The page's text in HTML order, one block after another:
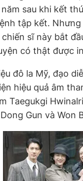
sau khi kết
tập kết.
sĩ này bắt
có thật được
đô la Mỹ, đạo
hiệu quả âm
Taegukgi
Gun và Won